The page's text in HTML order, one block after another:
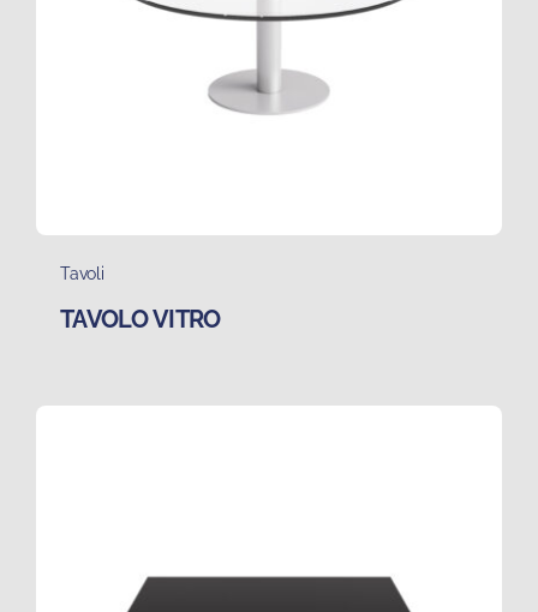
Tavoli
TAVOLO VITRO